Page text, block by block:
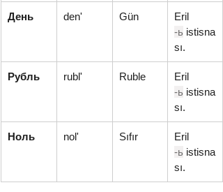
День den' Gün
Eril
-ь istisna
sı.
Рубль rubl' Ruble
Eril
-ь istisna
sı.
Ноль nol' Sıfır
Eril
-ь istisna
sı.